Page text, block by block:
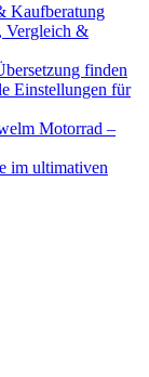
Kaufberatung
Vergleich &
finden
Einstellungen für
Motorrad –
im ultimativen